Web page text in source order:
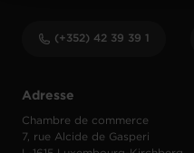
Adresse
Chambre de commerce
7, rue Alcide de Gasperi
(+352) 42 39 39 1